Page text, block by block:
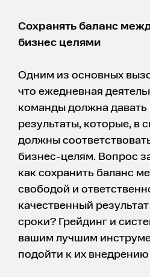
Сохранять баланс
бизнес целями
Одним из основных
что ежедневная
команды должна давать
результаты, которые, в
должны
бизнес-целям. Вопрос
как сохранить баланс
свободой и
качественный
сроки? Грейдинг и
вашим лучшим
подойти к их